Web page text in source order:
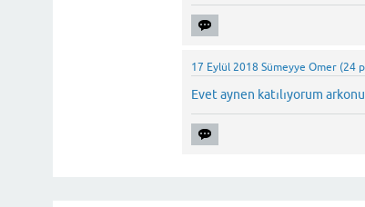
17 Eylül 2018 Sümeyye Omer (24
Evet aynen katılıyorum